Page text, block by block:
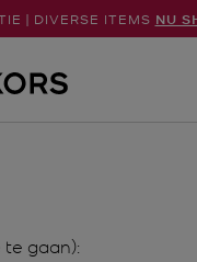
| DIVERSE ITEMS NU
te gaan):